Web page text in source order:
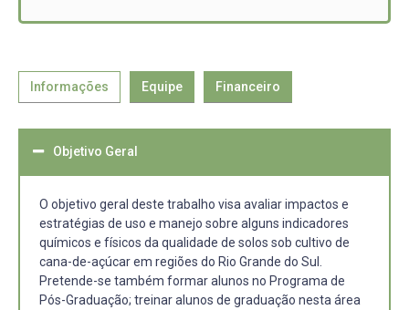
Informações Equipe Financeiro
Objetivo Geral
O objetivo geral deste trabalho visa avaliar impactos e
estratégias de uso e manejo sobre alguns indicadores
químicos e físicos da qualidade de solos sob cultivo de
cana-de-açúcar em regiões do Rio Grande do Sul.
Pretende-se também formar alunos no Programa de
Pós-Graduação; treinar alunos de graduação nesta área